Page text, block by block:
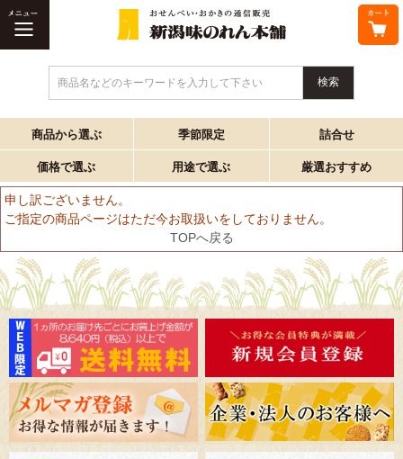
商品名などのキーワードを入力して下さい
商品から選ぶ 季節限定 詰合せ
価格で選ぶ 用途で選ぶ 厳選おすすめ
申し訳ございません。
ご指定の商品ページはただ今お取扱いをしておりません。
TOPへ戻る